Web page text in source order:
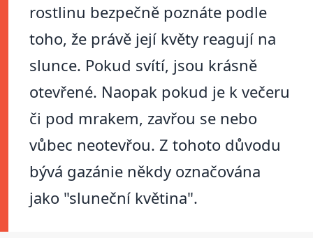
rostlinu bezpečně poznáte podle
toho, že právě její květy reagují na
slunce. Pokud svítí, jsou krásně
otevřené. Naopak pokud je k večeru
či pod mrakem, zavřou se nebo
vůbec neotevřou. Z tohoto důvodu
bývá gazánie někdy označována
jako "sluneční květina".